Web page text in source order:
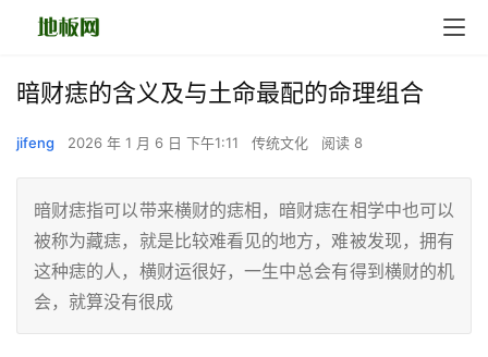
暗财痣的含义及与土命最配的命理组合
jifeng 2026 年 1 月 6 日 下午1:11 传统文化 阅读 8
暗财痣指可以带来横财的痣相，暗财痣在相学中也可以
被称为藏痣，就是比较难看见的地方，难被发现，拥有
这种痣的人，横财运很好，一生中总会有得到横财的机
会，就算没有很成